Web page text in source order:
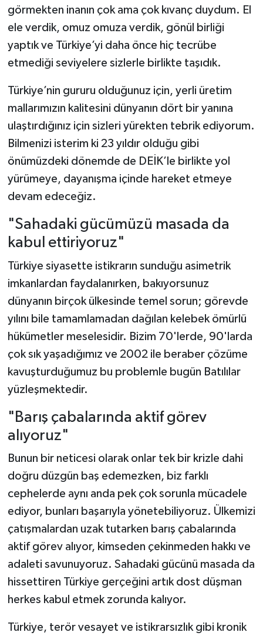
görmekten inanın çok ama çok kıvanç duydum. El
ele verdik, omuz omuza verdik, gönül birliği
yaptık ve Türkiye’yi daha önce hiç tecrübe
etmediği seviyelere sizlerle birlikte taşıdık.
Türkiye’nin gururu olduğunuz için, yerli üretim
mallarımızın kalitesini dünyanın dört bir yanına
ulaştırdığınız için sizleri yürekten tebrik ediyorum.
Bilmenizi isterim ki 23 yıldır olduğu gibi
önümüzdeki dönemde de DEİK’le birlikte yol
yürümeye, dayanışma içinde hareket etmeye
devam edeceğiz.
"Sahadaki gücümüzü masada da
kabul ettiriyoruz"
Türkiye siyasette istikrarın sunduğu asimetrik
imkanlardan faydalanırken, bakıyorsunuz
dünyanın birçok ülkesinde temel sorun; görevde
yılını bile tamamlamadan dağılan kelebek ömürlü
hükümetler meselesidir. Bizim 70'lerde, 90'larda
çok sık yaşadığımız ve 2002 ile beraber çözüme
kavuşturduğumuz bu problemle bugün Batılılar
yüzleşmektedir.
"Barış çabalarında aktif görev
alıyoruz"
Bunun bir neticesi olarak onlar tek bir krizle dahi
doğru düzgün baş edemezken, biz farklı
cephelerde aynı anda pek çok sorunla mücadele
ediyor, bunları başarıyla yönetebiliyoruz. Ülkemizi
çatışmalardan uzak tutarken barış çabalarında
aktif görev alıyor, kimseden çekinmeden hakkı ve
adaleti savunuyoruz. Sahadaki gücünü masada da
hissettiren Türkiye gerçeğini artık dost düşman
herkes kabul etmek zorunda kalıyor.
Türkiye, terör vesayet ve istikrarsızlık gibi kronik